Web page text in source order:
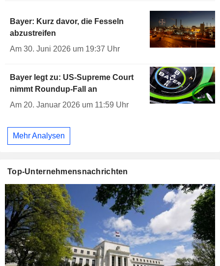
Bayer: Kurz davor, die Fesseln
abzustreifen
Am 30. Juni 2026 um 19:37 Uhr
Bayer legt zu: US-Supreme Court
nimmt Roundup-Fall an
Am 20. Januar 2026 um 11:59 Uhr
Mehr Analysen
Top-Unternehmensnachrichten